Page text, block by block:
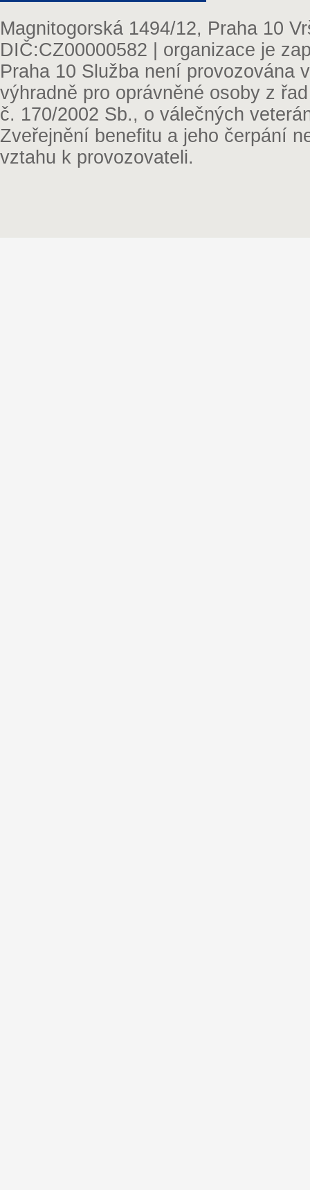
Magnitogorská 1494/12, Praha 10
DIČ:CZ00000582 | organizace je
Praha 10 Služba není provozována
výhradně pro oprávněné osoby z
č. 170/2002 Sb., o válečných
Zveřejnění benefitu a jeho čerpání
vztahu k provozovateli.